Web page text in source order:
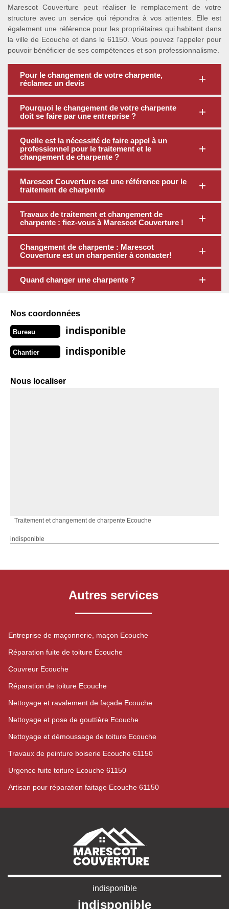
Marescot Couverture peut réaliser le remplacement de votre
structure avec un service qui répondra à vos attentes. Elle est
également une référence pour les propriétaires qui habitent dans
la ville de Ecouche et dans le 61150. Vous pouvez l’appeler pour
pouvoir bénéficier de ses compétences et son professionnalisme.
Pour le changement de votre charpente,
réclamez un devis
Pourquoi le changement de votre charpente
doit se faire par une entreprise ?
Quelle est la nécessité de faire appel à un
professionnel pour le traitement et le
changement de charpente ?
Marescot Couverture est une référence pour le
traitement de charpente
Travaux de traitement et changement de
charpente : fiez-vous à Marescot Couverture !
Changement de charpente : Marescot
Couverture est un charpentier à contacter!
Quand changer une charpente ?
Nos coordonnées
Bureau indisponible
Chantier indisponible
Nous localiser
Traitement et changement de charpente Ecouche
indisponible
Autres services
Entreprise de maçonnerie, maçon Ecouche
Réparation fuite de toiture Ecouche
Couvreur Ecouche
Réparation de toiture Ecouche
Nettoyage et ravalement de façade Ecouche
Nettoyage et pose de gouttière Ecouche
Nettoyage et démoussage de toiture Ecouche
Travaux de peinture boiserie Ecouche 61150
Urgence fuite toiture Ecouche 61150
Artisan pour réparation faitage Ecouche 61150
indisponible
indisponible